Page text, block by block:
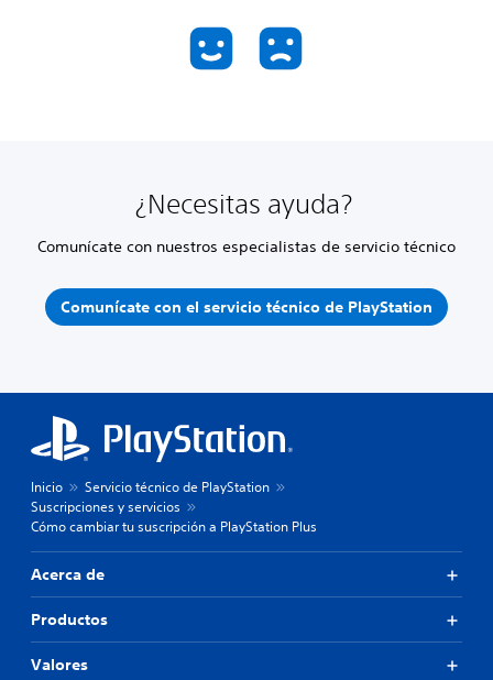
¿Necesitas ayuda?
Comunícate con nuestros especialistas de servicio técnico
Comunícate con el servicio técnico de PlayStation
Inicio
Servicio técnico de PlayStation
Suscripciones y servicios
Cómo cambiar tu suscripción a PlayStation Plus
Acerca de
Productos
Valores